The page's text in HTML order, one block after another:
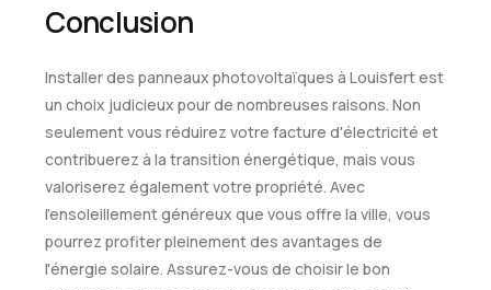
Conclusion
Installer des panneaux photovoltaïques à Louisfert est
un choix judicieux pour de nombreuses raisons. Non
seulement vous réduirez votre facture d'électricité et
contribuerez à la transition énergétique, mais vous
valoriserez également votre propriété. Avec
l'ensoleillement généreux que vous offre la ville, vous
pourrez profiter pleinement des avantages de
l'énergie solaire. Assurez-vous de choisir le bon